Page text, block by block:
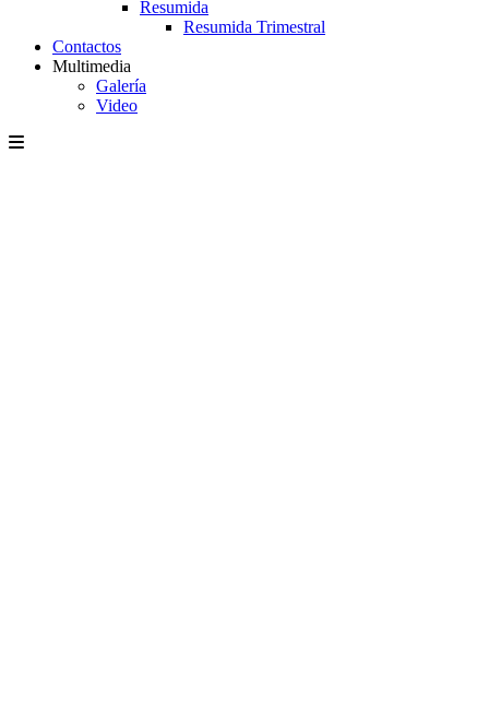
Resumida
Resumida Trimestral
Contactos
Multimedia
Galería
Video